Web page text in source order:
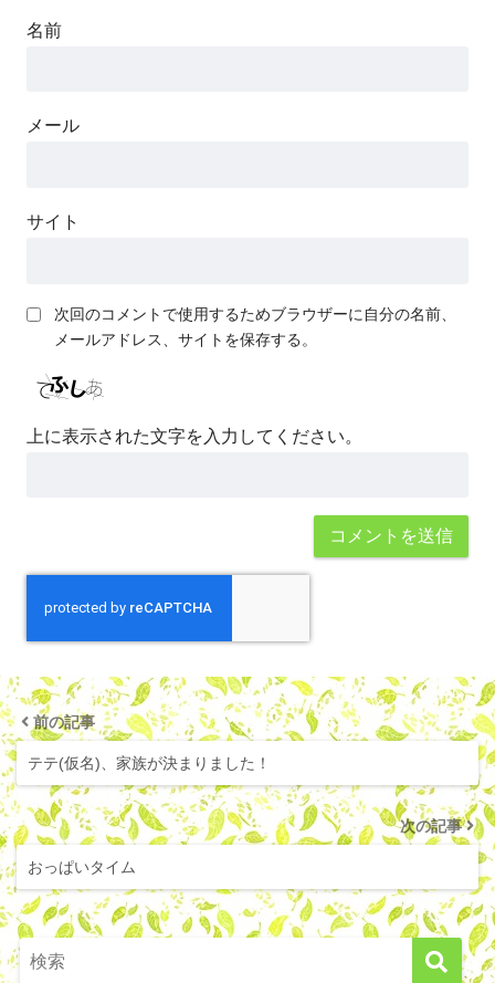
名前
メール
サイト
次回のコメントで使用するためブラウザーに自分の名前、
メールアドレス、サイトを保存する。
上に表示された文字を入力してください。
前の記事
テテ(仮名)、家族が決まりました！
次の記事
おっぱいタイム